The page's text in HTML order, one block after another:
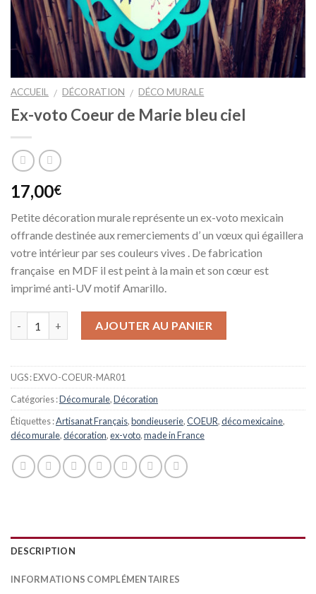
ACCUEIL / DÉCORATION / DÉCO MURALE
Ex-voto Coeur de Marie bleu ciel
17,00€
Petite décoration murale représente un ex-voto mexicain
offrande destinée aux remerciements d’ un vœux qui égaillera
votre intérieur par ses couleurs vives . De fabrication
française en MDF il est peint à la main et son cœur est
imprimé anti-UV motif Amarillo.
AJOUTER AU PANIER
UGS :EXVO-COEUR-MAR01
Catégories :Déco murale,Décoration
Étiquettes :Artisanat Français,bondieuserie,COEUR,déco mexicaine,
déco murale,décoration,ex-voto,made in France
DESCRIPTION
INFORMATIONS COMPLÉMENTAIRES